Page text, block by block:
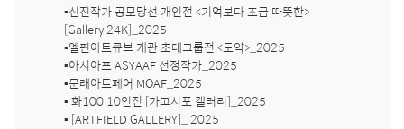
▪️신진작가 공모당선 개인전 <기억보다 조금 따뜻한>
[Gallery 24K]_2025
▪️엘핀아트큐브 개관 초대그룹전 <도약>_2025
▪️아시아프 ASYAAF 선정작가_2025
▪️문래아트페어 MOAF_2025
▪️ 화100 10인전 [가고시포 갤러리]_2025
▪️ [ARTFIELD GALLERY]_ 2025